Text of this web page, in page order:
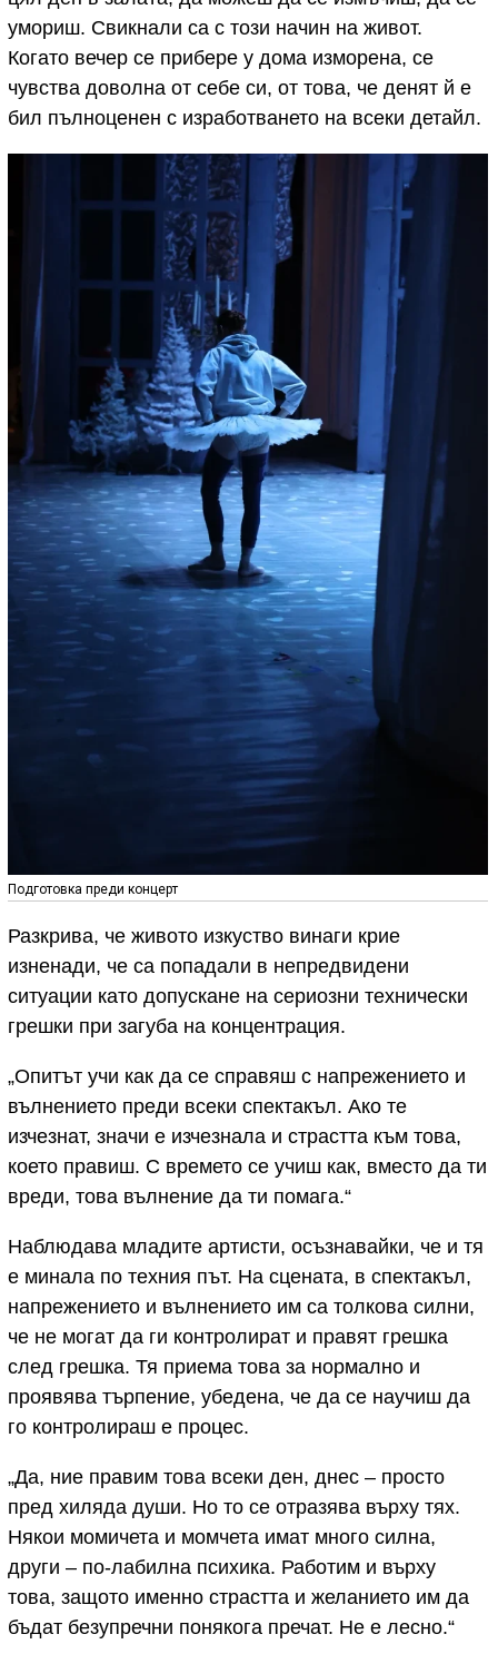
умориш. Свикнали са с този начин на живот.
Когато вечер се прибере у дома изморена, се
чувства доволна от себе си, от това, че денят й е
бил пълноценен с изработването на всеки детайл.
Подготовка преди концерт
Разкрива, че живото изкуство винаги крие
изненади, че са попадали в непредвидени
ситуации като допускане на сериозни технически
грешки при загуба на концентрация.
„Опитът учи как да се справяш с напрежението и
вълнението преди всеки спектакъл. Ако те
изчезнат, значи е изчезнала и страстта към това,
което правиш. С времето се учиш как, вместо да ти
вреди, това вълнение да ти помага.“
Наблюдава младите артисти, осъзнавайки, че и тя
е минала по техния път. На сцената, в спектакъл,
напрежението и вълнението им са толкова силни,
че не могат да ги контролират и правят грешка
след грешка. Тя приема това за нормално и
проявява търпение, убедена, че да се научиш да
го контролираш е процес.
„Да, ние правим това всеки ден, днес – просто
пред хиляда души. Но то се отразява върху тях.
Някои момичета и момчета имат много силна,
други – по-лабилна психика. Работим и върху
това, защото именно страстта и желанието им да
бъдат безупречни понякога пречат. Не е лесно.“